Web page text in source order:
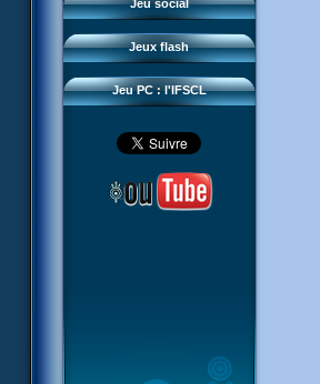
Jeu social
Jeux flash
Sector 2 Escape
Jeu PC : l'IFSCL
Téléchargements
Réseau IFSCL